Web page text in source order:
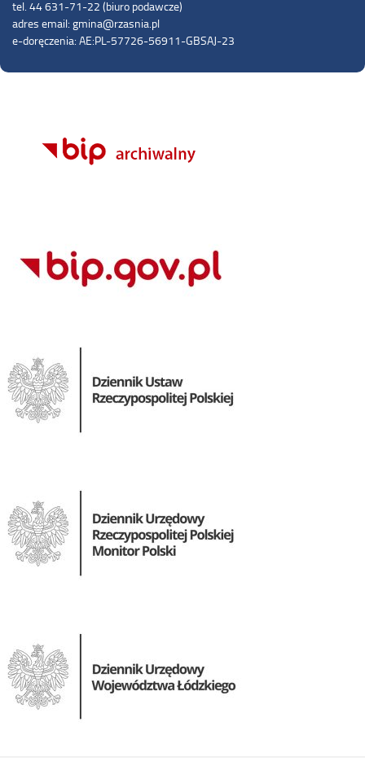
tel. 44 631-71-22 (biuro podawcze)
adres email: gmina@rzasnia.pl
e-doręczenia: AE:PL-57726-56911-GBSAJ-23